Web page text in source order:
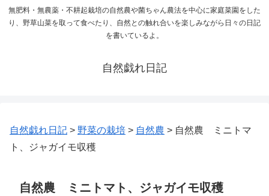
無肥料・無農薬・不耕起栽培の自然農や菌ちゃん農法を中心に家庭菜園をした
り、野草山菜を取って食べたり、自然との触れ合いを楽しみながら日々の日記
を書いているよ。
自然戯れ日記
自然戯れ日記 > 野菜の栽培 > 自然農 > 自然農 ミニトマ
ト、ジャガイモ収穫
自然農 ミニトマト、ジャガイモ収穫